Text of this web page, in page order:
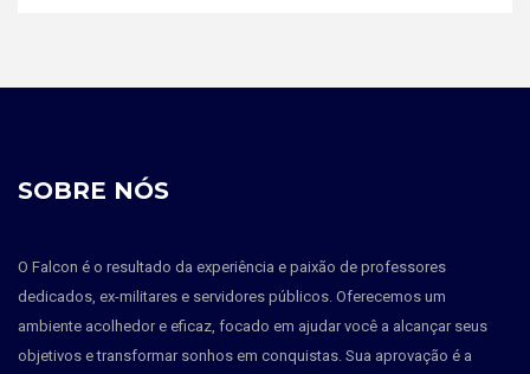
SOBRE NÓS
O Falcon é o resultado da experiência e paixão de professores
dedicados, ex-militares e servidores públicos. Oferecemos um
ambiente acolhedor e eficaz, focado em ajudar você a alcançar seus
objetivos e transformar sonhos em conquistas. Sua aprovação é a